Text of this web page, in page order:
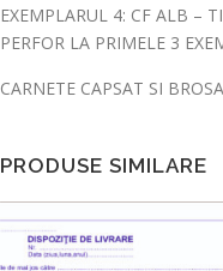
EXEMPLARUL 4: CF ALB –
PERFOR LA PRIMELE 3
CARNETE CAPSAT SI
PRODUSE SIMILARE